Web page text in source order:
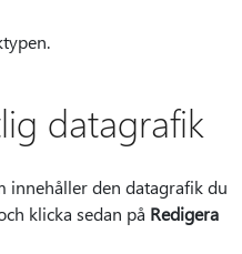
datagrafik
innehåller den datagrafik du
klicka sedan på Redigera